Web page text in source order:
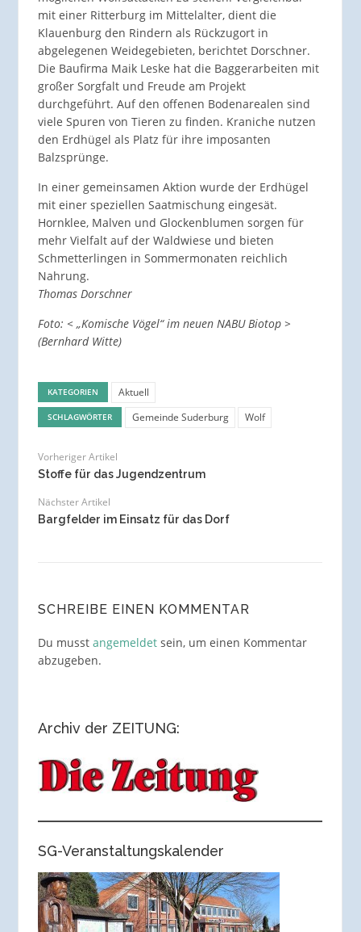
mit einer Ritterburg im Mittelalter, dient die
Klauenburg den Rindern als Rückzugort in
abgelegenen Weidegebieten, berichtet Dorschner.
Die Baufirma Maik Leske hat die Baggerarbeiten mit
großer Sorgfalt und Freude am Projekt
durchgeführt. Auf den offenen Bodenarealen sind
viele Spuren von Tieren zu finden. Kraniche nutzen
den Erdhügel als Platz für ihre imposanten
Balzsprünge.
In einer gemeinsamen Aktion wurde der Erdhügel
mit einer speziellen Saatmischung eingesät.
Hornklee, Malven und Glockenblumen sorgen für
mehr Vielfalt auf der Waldwiese und bieten
Schmetterlingen in Sommermonaten reichlich
Nahrung.
Thomas Dorschner
Foto: < „Komische Vögel“ im neuen NABU Biotop >
(Bernhard Witte)
KATEGORIEN Aktuell
SCHLAGWÖRTER Gemeinde Suderburg Wolf
Vorheriger Artikel
Stoffe für das Jugendzentrum
Nächster Artikel
Bargfelder im Einsatz für das Dorf
SCHREIBE EINEN KOMMENTAR
Du musst angemeldetsein, um einen Kommentar
abzugeben.
Archiv der ZEITUNG:
SG-Veranstaltungskalender